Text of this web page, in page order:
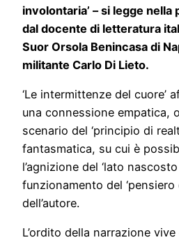
involontaria’ – si legge
dal docente di letteratura
Suor Orsola Benincasa di
militante Carlo Di Lieto.
‘Le intermittenze del cuore’
una connessione empatica,
scenario del ‘principio di
fantasmatica, su cui è
l’agnizione del ‘lato
funzionamento del ‘pensiero
dell’autore.
L’ordito della narrazione